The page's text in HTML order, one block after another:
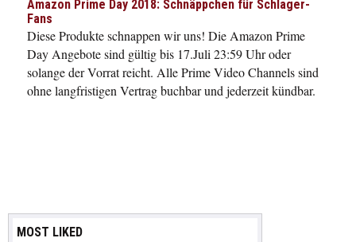
Amazon Prime Day 2018: Schnäppchen für Schlager-
Fans
Diese Produkte schnappen wir uns! Die Amazon Prime
Day Angebote sind gültig bis 17.Juli 23:59 Uhr oder
solange der Vorrat reicht. Alle Prime Video Channels sind
ohne langfristigen Vertrag buchbar und jederzeit kündbar.
MOST LIKED